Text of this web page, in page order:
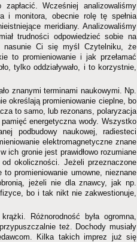
Wcześniej analizowaliśmy
i monitora, obecnie rolę tę spełnia
meridiany. Analizowaliśmy
trudności odpowiedzieć sobie na
nasunie Ci się myśl Czytelniku, że
to promieniowanie i jak przełamać
tylko oddziaływało, i to korzystnie,
znanymi terminami naukowymi. Np.
określają promieniowanie cieplne, bo
to samo, lub rezonans, polaryzacja
energetyczna wody. Wszystko
podbudowy naukowej, radiesteci
elektromagnetyczne znane
gronie jest prawidłowo rozumiane
okoliczności. Jeżeli przeznaczone
promieniowanie umowne, nieznane
jeżeli nie dla znawcy, jak np.
bo i tak nikt nie zakwestionuje,
Różnorodność była ogromna,
też. Dochody musiały
Kilka takich imprez już się